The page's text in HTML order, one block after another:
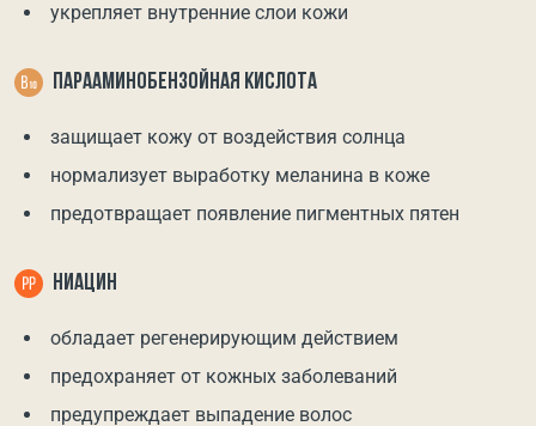
укрепляет внутренние слои кожи
ПАРААМИНОБЕНЗОЙНАЯ КИСЛОТА
защищает кожу от воздействия солнца
нормализует выработку меланина в коже
предотвращает появление пигментных пятен
НИАЦИН
обладает регенерирующим действием
предохраняет от кожных заболеваний
предупреждает выпадение волос